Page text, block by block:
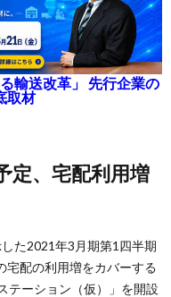
輸送改革」 先行企業の
取材
た2021年3月期第1四半期
宅配の利用増をカバーする
テーション（仮）」を開設